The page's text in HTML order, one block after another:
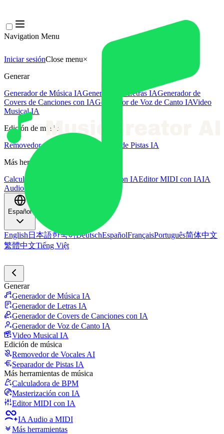
Navigation Menu
Iniciar sesiónClose menu×
Generar
Generador de Música IAGenerador de Letras IAGenerador de
Covers de Canciones con IAGenerador de Voz de Canto IAVideo
Musical IA
Edición de música
Removedor de Vocales AI
Separador de Pistas IA
Más herramientas de música
Calculadora de BPM
Masterización con IAEditor MIDI con IAIA
Audio a MIDI
Español
English 日本語한국어DeutschEspañolFrançaisPortuguês简体中文
繁體中文Tiếng Việt
Generar
Generador de Música IA
Generador de Letras IA
Generador de Covers de Canciones con IA
Generador de Voz de Canto IA
Video Musical IA
Edición de música
Removedor de Vocales AI
Separador de Pistas IA
Más herramientas de música
Calculadora de BPM
Masterización con IA
Editor MIDI con IA
IA Audio a MIDI
Más herramientas